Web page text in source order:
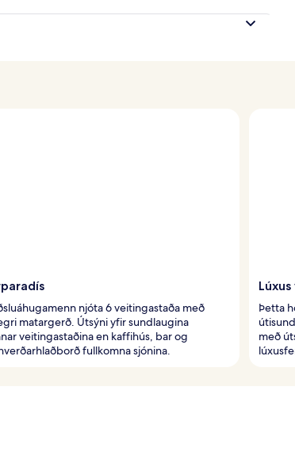
njóta 6 veitingastaða með
matargerð. Útsýni yfir sundlaugina
veitingastaðina en kaffihús, bar og
fullkomna sjónina.
Þetta
með